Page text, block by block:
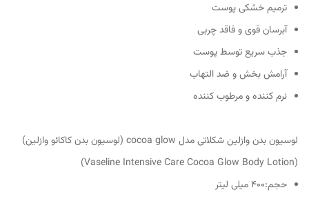
ترمیم خشکی پوست
آبرسان قوی و فاقد چربی
جذب سریع توسط پوست
آرامش بخش و ضد التهاب
نرم کننده و مرطوب کننده
لوسیون بدن وازلین شکلاتی مدل cocoa glow (لوسیون بدن کاکائو وازلین)
(Vaseline Intensive Care Cocoa Glow Body Lotion)
حجم:400 میلی لیتر